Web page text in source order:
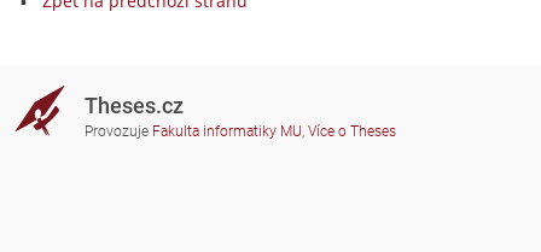
Theses.cz
Provozuje Fakulta informatiky MU, Více o Theses